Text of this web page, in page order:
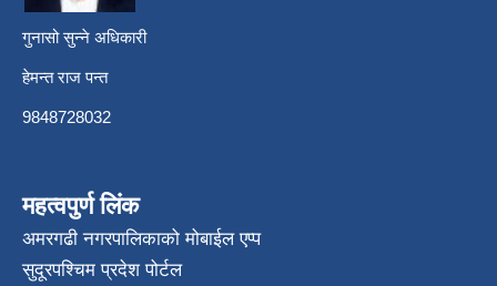
गुनासो सुन्ने अधिकारी
हेमन्त राज पन्त
9848728032
महत्वपुर्ण लिंक
अमरगढी नगरपालिकाको मोबाईल एप्प
सुदूरपश्चिम प्रदेश पोर्टल